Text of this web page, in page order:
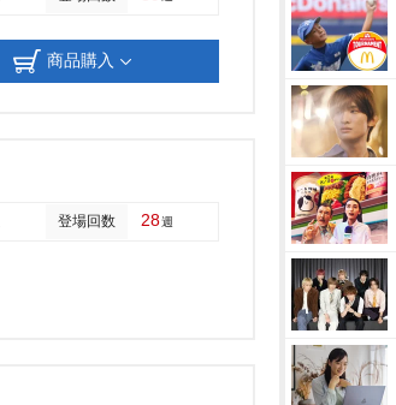
商品購入
登場回数 28週